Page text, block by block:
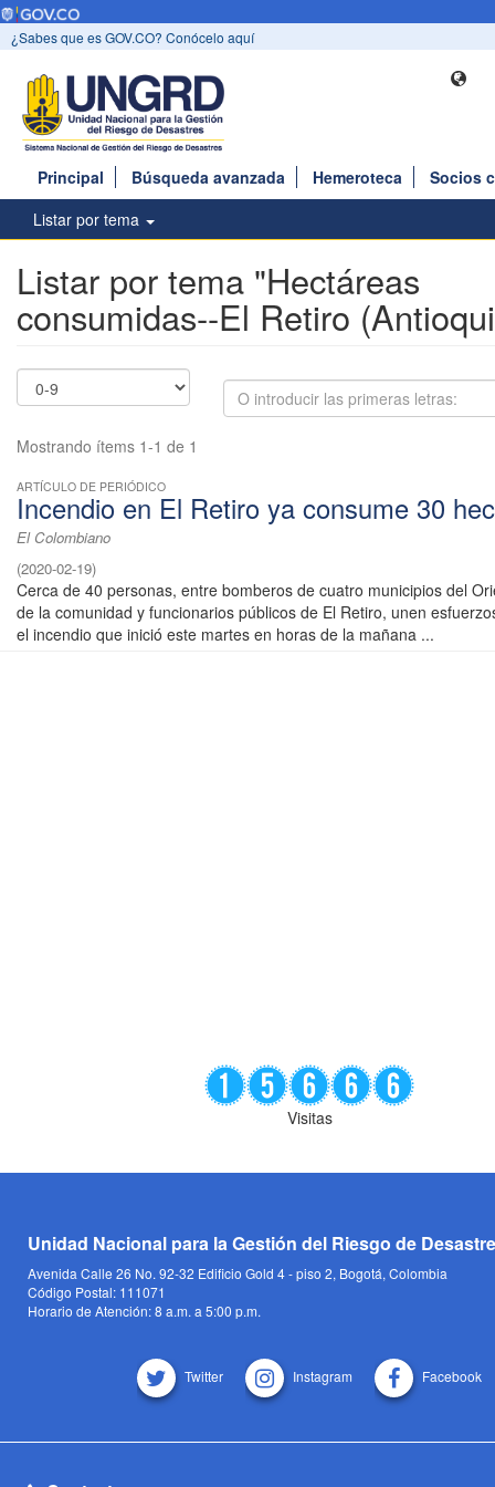
¿Sabes que es GOV.CO? Conócelo aquí
Principal Búsqueda avanzada Hemeroteca
Socios
Listar por tema
Listar por tema "Hectáreas
consumidas--El Retiro
Mostrando ítems 1-1 de 1
ARTÍCULO DE PERIÓDICO
Incendio en El Retiro ya consume 30
El Colombiano
(2020-02-19)
Cerca de 40 personas, entre bomberos de cuatro municipios del
de la comunidad y funcionarios públicos de El Retiro, unen
el incendio que inició este martes en horas de la mañana ...
Visitas
Unidad Nacional para la Gestión del Riesgo de
Avenida Calle 26 No. 92-32 Edificio Gold 4 - piso 2, Bogotá, Colombia
Código Postal: 111071
Horario de Atención: 8 a.m. a 5:00 p.m.
Twitter Instagram Facebook